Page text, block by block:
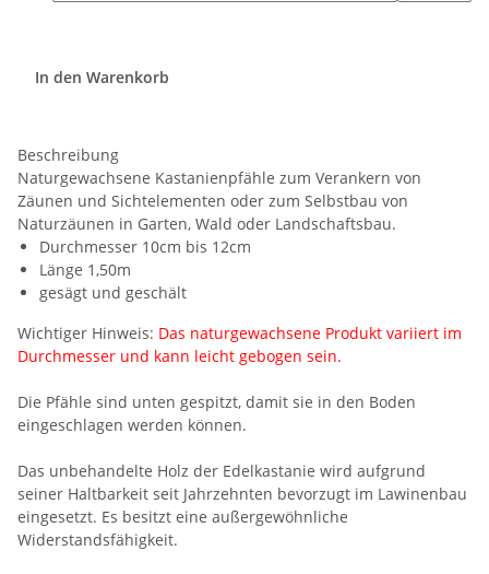
In den Warenkorb
Beschreibung
Naturgewachsene Kastanienpfähle zum Verankern von
Zäunen und Sichtelementen oder zum Selbstbau von
Naturzäunen in Garten, Wald oder Landschaftsbau.
Durchmesser 10cm bis 12cm
Länge 1,50m
gesägt und geschält
Wichtiger Hinweis: Das naturgewachsene Produkt variiert im
Durchmesser und kann leicht gebogen sein.
Die Pfähle sind unten gespitzt, damit sie in den Boden
eingeschlagen werden können.
Das unbehandelte Holz der Edelkastanie wird aufgrund
seiner Haltbarkeit seit Jahrzehnten bevorzugt im Lawinenbau
eingesetzt. Es besitzt eine außergewöhnliche
Widerstandsfähigkeit.